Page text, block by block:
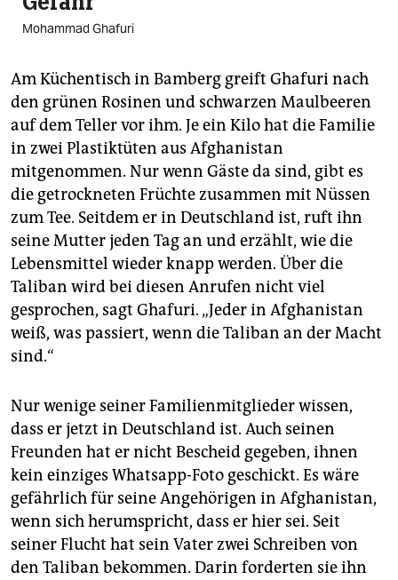
Mohammad Ghafuri
Am Küchentisch in Bamberg greift Ghafuri nach
den grünen Rosinen und schwarzen Maulbeeren
auf dem Teller vor ihm. Je ein Kilo hat die Familie
in zwei Plastiktüten aus Afghanistan
mitgenommen. Nur wenn Gäste da sind, gibt es
die getrockneten Früchte zusammen mit Nüssen
zum Tee. Seitdem er in Deutschland ist, ruft ihn
seine Mutter jeden Tag an und erzählt, wie die
Lebensmittel wieder knapp werden. Über die
Taliban wird bei diesen Anrufen nicht viel
gesprochen, sagt Ghafuri. „Jeder in Afghanistan
weiß, was passiert, wenn die Taliban an der Macht
sind.“
Nur wenige seiner Familienmitglieder wissen,
dass er jetzt in Deutschland ist. Auch seinen
Freunden hat er nicht Bescheid gegeben, ihnen
kein einziges Whatsapp-Foto geschickt. Es wäre
gefährlich für seine Angehörigen in Afghanistan,
wenn sich herumspricht, dass er hier sei. Seit
seiner Flucht hat sein Vater zwei Schreiben von
den Taliban bekommen. Darin forderten sie ihn